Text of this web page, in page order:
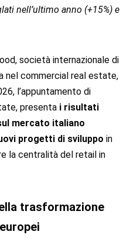
nell’ultimo anno (+15%) e
società internazionale di
nel commercial real estate,
l’appuntamento di
presenta i risultati
mercato italiano
progetti di sviluppo in
la centralità del retail in
trasformazione